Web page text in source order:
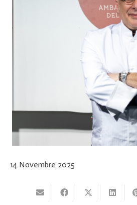
14 Novembre 2025